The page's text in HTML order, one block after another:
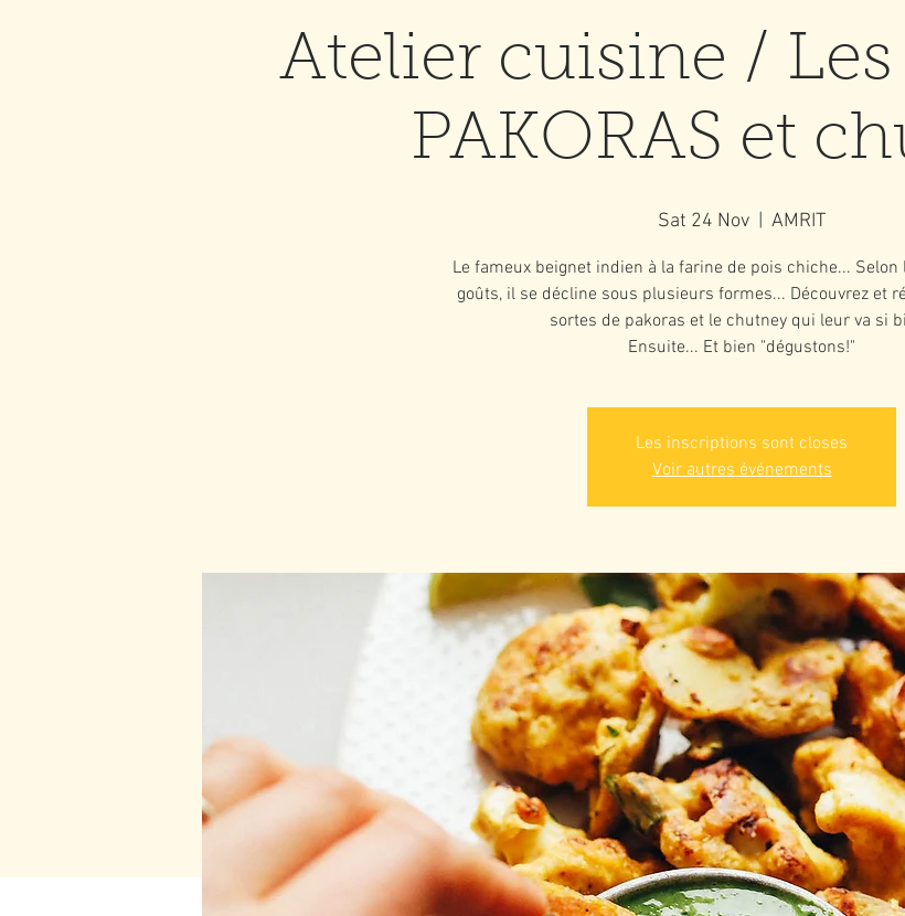
Atelier cuisine /
PAKORAS et
Sat 24 Nov AMRIT
Le fameux beignet indien à la farine de pois chiche... Selon
goûts, il se décline sous plusieurs formes... Découvrez et
sortes de pakoras et le chutney qui leur va si
Ensuite... Et bien "dégustons!"
Les inscriptions sont closes
Voir autres événements